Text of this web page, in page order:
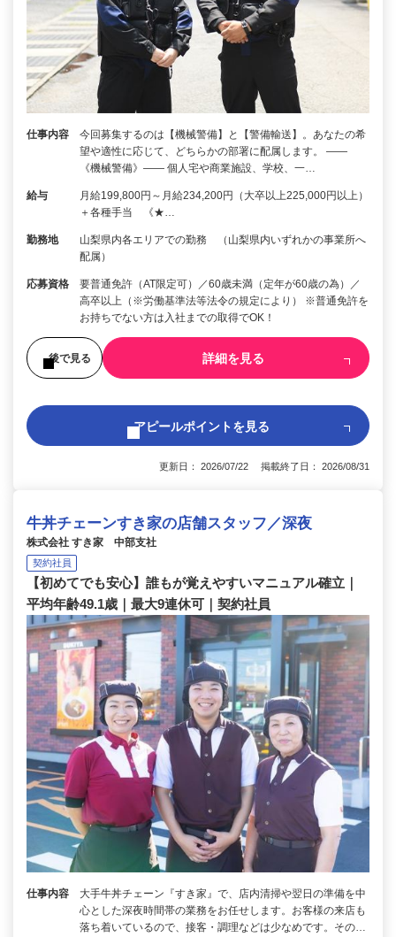
仕事内容
今回募集するのは【機械警備】と【警備輸送】。あなたの希
望や適性に応じて、どちらかの部署に配属します。 ――
《機械警備》―― 個人宅や商業施設、学校、一…
給与
月給199,800円～月給234,200円（大卒以上225,000円以上）
＋各種手当 《★…
勤務地
山梨県内各エリアでの勤務 （山梨県内いずれかの事業所へ
配属）
応募資格
要普通免許（AT限定可）／60歳未満（定年が60歳の為）／
高卒以上（※労働基準法等法令の規定により） ※普通免許を
お持ちでない方は入社までの取得でOK！
後で見る 詳細を見る
アピールポイントを見る
更新日： 2026/07/22 掲載終了日： 2026/08/31
牛丼チェーンすき家の店舗スタッフ／深夜
株式会社 すき家 中部支社
契約社員
【初めてでも安心】誰もが覚えやすいマニュアル確立｜
平均年齢49.1歳｜最大9連休可｜契約社員
仕事内容
大手牛丼チェーン『すき家』で、店内清掃や翌日の準備を中
心とした深夜時間帯の業務をお任せします。お客様の来店も
落ち着いているので、接客・調理などは少なめです。その…